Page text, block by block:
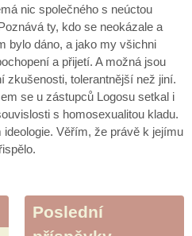
nic společného s neúctou
ty, kdo se neokázale a
bylo dáno, a jako my všichni
a přijetí. A možná jsou
zkušenosti, tolerantnější než jiní.
se u zástupců Logosu setkal i
s homosexualitou kladu.
Věřím, že právě k jejímu
Poslední